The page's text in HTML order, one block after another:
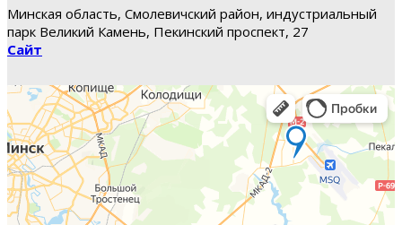
Минская область, Смолевичский район, индустриальный
парк Великий Камень, Пекинский проспект, 27
Сайт